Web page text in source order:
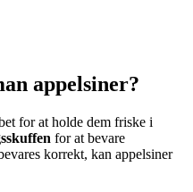
appelsiner?
for at holde dem friske i
for at bevare
korrekt, kan appelsiner